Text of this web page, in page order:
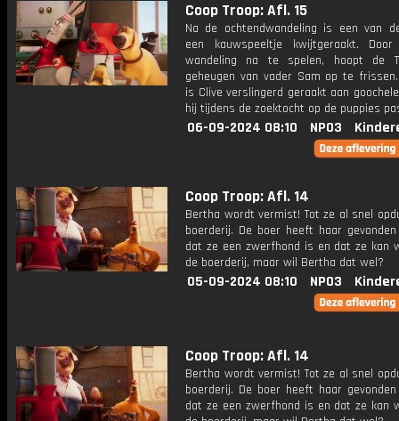
Coop Troop: Afl. 15
Na de ochtendwandeling is een van
een kauwspeeltje kwijtgeraakt.
wandeling na te spelen, hoopt de
geheugen van vader Sam op te
is Clive verslingerd geraakt aan
hij tijdens de zoektocht op de puppies
06-09-2024 08:10 NPO3
Coop Troop: Afl. 14
Bertha wordt vermist! Tot ze al snel
boerderij. De boer heeft haar
dat ze een zwerfhond is en dat ze kan
de boerderij, maar wil Bertha dat wel?
05-09-2024 08:10 NPO3
Coop Troop: Afl. 14
Bertha wordt vermist! Tot ze al snel
boerderij. De boer heeft haar
dat ze een zwerfhond is en dat ze kan